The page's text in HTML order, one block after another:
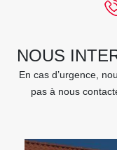
NOUS
En cas d’urgence,
pas à nous